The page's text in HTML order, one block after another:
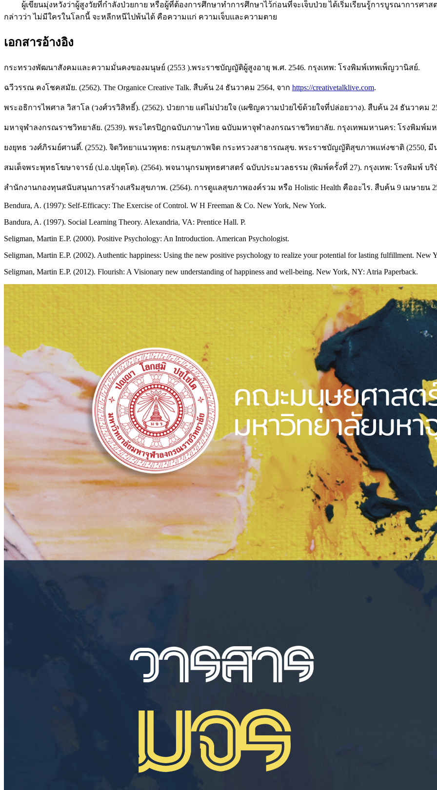
ผู้เขียนมุ่งหวังว่าผู้สูงวัยที่กำลังป่วยกาย หรือผู้ที่ต้องการศึกษาทำการศึกษาไว้ก่อนที่จะเจ็บป่วย ได้เริ่มเรียนรู้การบูรณาการศา
กล่าวว่า ไม่มีใครในโลกนี้ จะหลีกหนีไปพ้นได้ คือความแก่ ความเจ็บและความตาย
เอกสารอ้างอิง
กระทรวงพัฒนาสังคมและความมั่นคงของมนุษย์ (2553 ).พระราชบัญญัติผู้สูงอายุ พ.ศ. 2546. กรุงเทพ: โรงพิมพ์เทพเพ็ญวานิสย์.
ฉวีวรรณ คงโชคสมัย. (2562). The Organice Creative Talk. สืบค้น 24 ธันวาคม 2564, จาก https://creativetalklive.com.
พระอธิการไพศาล วิสาโล (วงศ์วรวิสิทธิ์). (2562). ป่วยกาย แต่ไม่ป่วยใจ (เผชิญความป่วยไข้ด้วยใจที่ปล่อยวาง). สืบค้น 24 ธันวาคม
มหาจุฬาลงกรณราชวิทยาลัย. (2539). พระไตรปิฎกฉบับภาษาไทย ฉบับมหาจุฬาลงกรณราชวิทยาลัย. กรุงเทพมหานคร: โรงพิมพ์ม
ยงยุทธ วงศ์ภิรมย์ศานติ์. (2552). จิตวิทยาแนวพุทธ: กรมสุขภาพจิต กระทรวงสาธารณสุข. พระราชบัญญัติสุขภาพแห่งชาติ (2550, มีน
สมเด็จพระพุทธโฆษาจารย์ (ป.อ.ปยุตฺโต). (2564). พจนานุกรมพุทธศาสตร์ ฉบับประมวลธรรม (พิมพ์ครั้งที่ 27). กรุงเทพ: โรงพิมพ์ บ
สำนักงานกองทุนสนับสนุนการสร้างเสริมสุขภาพ. (2564). การดูแลสุขภาพองค์รวม หรือ Holistic Health คืออะไร. สืบค้น 9 เมษายน
Bendura, A. (1997): Self-Efficacy: The Exercise of Control. W H Freeman & Co. New York, New York.
Bandura, A. (1997). Social Learning Theory. Alexandria, VA: Prentice Hall. P.
Seligman, Martin E.P. (2000). Positive Psychology: An Introduction. American Psychologist.
Seligman, Martin E.P. (2002). Authentic happiness: Using the new positive psychology to realize your potential for lasting fulfillment. New
Seligman, Martin E.P. (2012). Flourish: A Visionary new understanding of happiness and well-being. New York, NY: Atria Paperback.